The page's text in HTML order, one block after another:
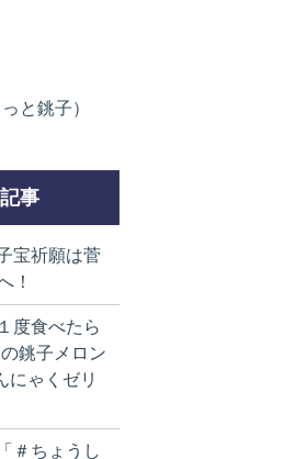
と銚子）
事
宝祈願は菅
！
１度食べたら
銚子メロン
にゃくゼリ
「＃ちょうし